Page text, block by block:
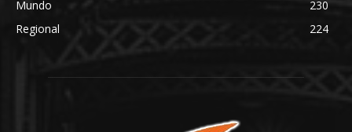
Mundo
230
Regional
224